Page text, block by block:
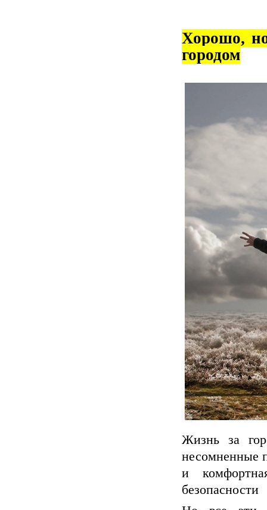
Хорошо,
городом
Жизнь за
несомненные
и
безопасности